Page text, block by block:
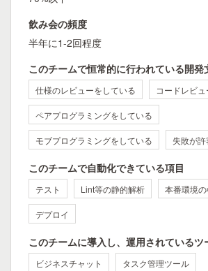
飲み会の頻度
半年に1-2回程度
このチームで恒常的に行われている開発
仕様のレビューをしている コードレビ
ペアプログラミングをしている
モブプログラミングをしている 失敗が
このチームで自動化できている項目
テスト Lint等の静的解析 本番環境
デプロイ
このチームに導入し、運用されているツ
ビジネスチャット タスク管理ツール